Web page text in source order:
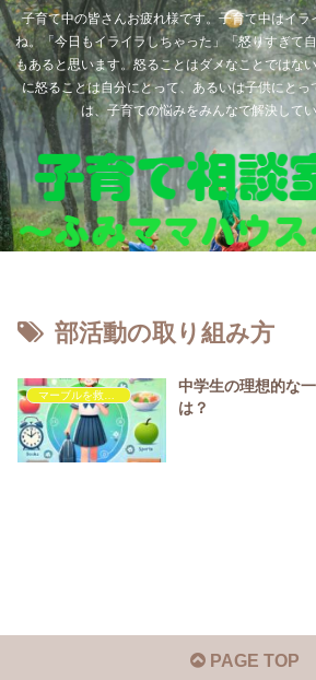
子育て中の皆さんお疲れ様です。子育て中はイラ
ね。「今日もイライラしちゃった」「怒りすぎて
もあると思います。怒ることはダメなことではな
に怒ることは自分にとって、あるいは子供にと
は、子育ての悩みをみんなで解決して
部活動の取り組み方
中学生の理想的な
は？
PAGE TOP